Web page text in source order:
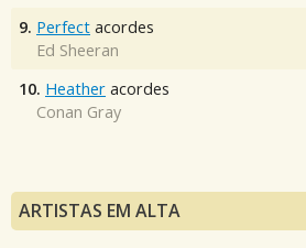
9. Perfect acordes
Ed Sheeran
10. Heather acordes
Conan Gray
ARTISTAS EM ALTA